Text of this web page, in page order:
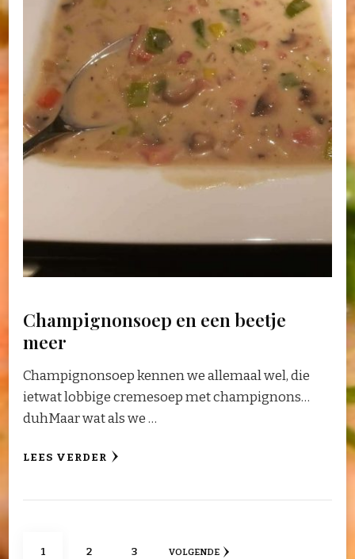
Champignonsoep en een beetje
meer
Champignonsoep kennen we allemaal wel, die
ietwat lobbige cremesoep met champignons…
duhMaar wat als we …
LEES VERDER
Berichten
PAGINA
1 PAGINA
2 PAGINA
3 VOLGENDE